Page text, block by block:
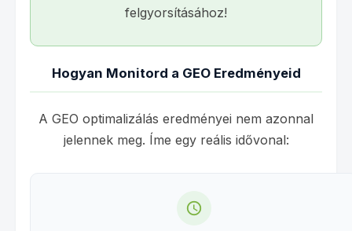
felgyorsításához!
Hogyan Monitord a GEO Eredményeid
A GEO optimalizálás eredményei nem azonnal
jelennek meg. Íme egy reális idővonal: